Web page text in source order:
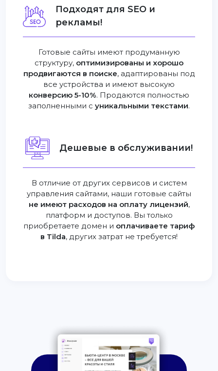
Подходят для SEO и
рекламы!
Готовые сайты имеют продуманную
структуру, оптимизированы и хорошо
продвигаются в поиске, адаптированы под
все устройства и имеют высокую
конверсию 5-10%. Продаются полностью
заполненными с уникальными текстами.
Дешевые в обслуживании!
В отличие от других сервисов и систем
управления сайтами, наши готовые сайты
не имеют расходов на оплату лицензий,
платформ и доступов. Вы только
приобретаете домен и оплачиваете тариф
в Tilda, других затрат не требуется!